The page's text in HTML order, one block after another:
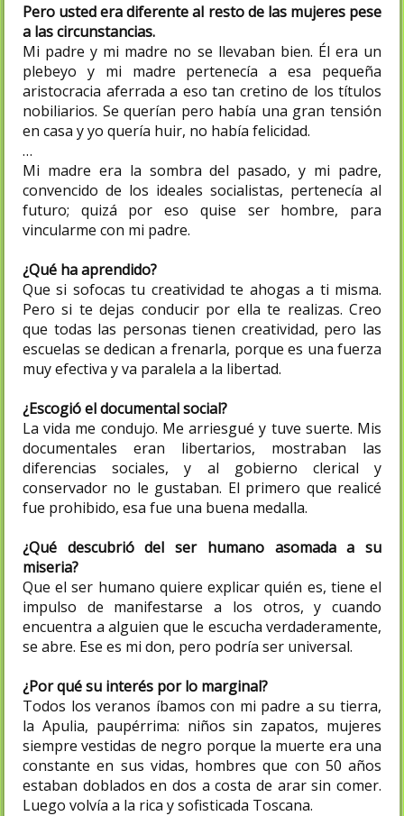
Pero usted era diferente al resto de las mujeres pese
a las circunstancias.
Mi padre y mi madre no se llevaban bien. Él era un
plebeyo y mi madre pertenecía a esa pequeña
aristocracia aferrada a eso tan cretino de los títulos
nobiliarios. Se querían pero había una gran tensión
en casa y yo quería huir, no había felicidad.
…
Mi madre era la sombra del pasado, y mi padre,
convencido de los ideales socialistas, pertenecía al
futuro; quizá por eso quise ser hombre, para
vincularme con mi padre.
¿Qué ha aprendido?
Que si sofocas tu creatividad te ahogas a ti misma.
Pero si te dejas conducir por ella te realizas. Creo
que todas las personas tienen creatividad, pero las
escuelas se dedican a frenarla, porque es una fuerza
muy efectiva y va paralela a la libertad.
¿Escogió el documental social?
La vida me condujo. Me arriesgué y tuve suerte. Mis
documentales eran libertarios, mostraban las
diferencias sociales, y al gobierno clerical y
conservador no le gustaban. El primero que realicé
fue prohibido, esa fue una buena medalla.
¿Qué descubrió del ser humano asomada a su
miseria?
Que el ser humano quiere explicar quién es, tiene el
impulso de manifestarse a los otros, y cuando
encuentra a alguien que le escucha verdaderamente,
se abre. Ese es mi don, pero podría ser universal.
¿Por qué su interés por lo marginal?
Todos los veranos íbamos con mi padre a su tierra,
la Apulia, paupérrima: niños sin zapatos, mujeres
siempre vestidas de negro porque la muerte era una
constante en sus vidas, hombres que con 50 años
estaban doblados en dos a costa de arar sin comer.
Luego volvía a la rica y sofisticada Toscana.